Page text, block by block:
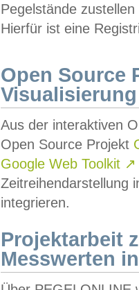
Pegelstände
Hierfür ist eine
Open Source
Visualisierung
Aus der interaktiven
Open Source Projekt
Google Web Toolkit ↗
Zeitreihendarstellung
integrieren.
Projektarbeit
Messwerten